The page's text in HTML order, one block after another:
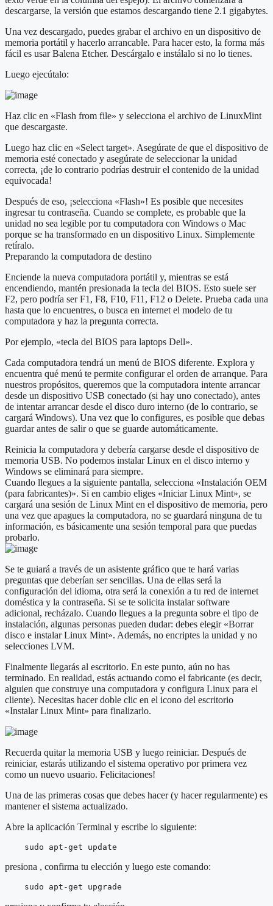
descargarse, la versión que estamos descargando tiene 2.1 gigabytes.
Una vez descargado, puedes grabar el archivo en un dispositivo de
memoria portátil y hacerlo arrancable. Para hacer esto, la forma más
fácil es usar Balena Etcher. Descárgalo e instálalo si no lo tienes.
Luego ejecútalo:
Haz clic en «Flash from file» y selecciona el archivo de LinuxMint
que descargaste.
Luego haz clic en «Select target». Asegúrate de que el dispositivo de
memoria esté conectado y asegúrate de seleccionar la unidad
correcta, ¡de lo contrario podrías destruir el contenido de la unidad
equivocada!
Después de eso, ¡selecciona «Flash»! Es posible que necesites
ingresar tu contraseña. Cuando se complete, es probable que la
unidad no sea legible por tu computadora con Windows o Mac
porque se ha transformado en un dispositivo Linux. Simplemente
retíralo.
Preparando la computadora de destino
Enciende la nueva computadora portátil y, mientras se está
encendiendo, mantén presionada la tecla del BIOS. Esto suele ser
F2, pero podría ser F1, F8, F10, F11, F12 o Delete. Prueba cada una
hasta que lo encuentres, o busca en internet el modelo de tu
computadora y haz la pregunta correcta.
Por ejemplo, «tecla del BIOS para laptops Dell».
Cada computadora tendrá un menú de BIOS diferente. Explora y
encuentra qué menú te permite configurar el orden de arranque. Para
nuestros propósitos, queremos que la computadora intente arrancar
desde un dispositivo USB conectado (si hay uno conectado), antes
de intentar arrancar desde el disco duro interno (de lo contrario, se
cargará Windows). Una vez que lo configures, es posible que debas
guardar antes de salir o que se guarde automáticamente.
Reinicia la computadora y debería cargarse desde el dispositivo de
memoria USB. No podemos instalar Linux en el disco interno y
Windows se eliminará para siempre.
Cuando llegues a la siguiente pantalla, selecciona «Instalación OEM
(para fabricantes)». Si en cambio eliges «Iniciar Linux Mint», se
cargará una sesión de Linux Mint en el dispositivo de memoria, pero
una vez que apagues la computadora, no se guardará ninguna de tu
información, es básicamente una sesión temporal para que puedas
probarlo.
Se te guiará a través de un asistente gráfico que te hará varias
preguntas que deberían ser sencillas. Una de ellas será la
configuración del idioma, otra será la conexión a tu red de internet
doméstica y la contraseña. Si se te solicita instalar software
adicional, recházalo. Cuando llegues a la pregunta sobre el tipo de
instalación, algunas personas pueden dudar: debes elegir «Borrar
disco e instalar Linux Mint». Además, no encriptes la unidad y no
selecciones LVM.
Finalmente llegarás al escritorio. En este punto, aún no has
terminado. En realidad, estás actuando como el fabricante (es decir,
alguien que construye una computadora y configura Linux para el
cliente). Necesitas hacer doble clic en el icono del escritorio
«Instalar Linux Mint» para finalizarlo.
Recuerda quitar la memoria USB y luego reiniciar. Después de
reiniciar, estarás utilizando el sistema operativo por primera vez
como un nuevo usuario. Felicitaciones!
Una de las primeras cosas que debes hacer (y hacer regularmente) es
mantener el sistema actualizado.
Abre la aplicación Terminal y escribe lo siguiente:
    sudo apt-get update
presiona , confirma tu elección y luego este comando:
    sudo apt-get upgrade